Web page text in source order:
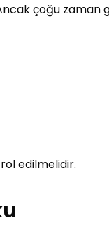
çoğu zaman
edilmelidir.